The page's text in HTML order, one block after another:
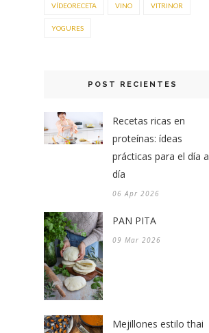
VÍDEORECETA VINO VITRINOR
YOGURES
POST RECIENTES
Recetas ricas en
proteínas: ídeas
prácticas para el día a
día
06 Apr 2026
PAN PITA
09 Mar 2026
Mejillones estilo thai